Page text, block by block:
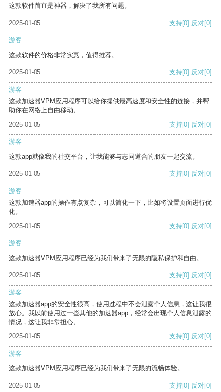
这款软件简直是神器，解决了我所有问题。
2025-01-05 支持[0] 反对[0]
游客
这款软件的价格非常实惠，值得推荐。
2025-01-05 支持[0] 反对[0]
游客
这款加速器VPM应用程序可以给你提供最高速度和安全性的连接，并帮
助你在网络上自由移动。
2025-01-05
支持[0] 反对[0]
游客
这款app就像我的社交平台，让我能够与志同道合的朋友一起交流。
2025-01-05 支持[0] 反对[0]
游客
这款加速器app的操作有点复杂，可以简化一下，比如将设置页面进行优
化。
2025-01-05
支持[0] 反对[0]
游客
这款加速器VPM应用程序已经为我们带来了无限的隐私保护和自由。
2025-01-05 支持[0] 反对[0]
游客
这款加速器app的安全性很高，使用过程中不会泄露个人信息，这让我很
放心。我以前使用过一些其他的加速器app，经常会出现个人信息泄露的
情况，这让我非常担心。
2025-01-05
支持[0] 反对[0]
游客
这款加速器VPM应用程序已经为我们带来了无限的流畅体验。
2025-01-05 支持[0] 反对[0]